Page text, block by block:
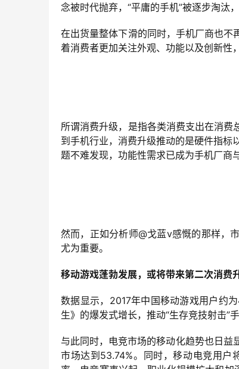
念被时代抛弃，“平庸的手机”被逐步淘汰
在出货量整体下滑的同时，手机厂商也
着消费者更加关注外观、功能以及创新性
所谓消费升级，是指各类消费支出在消
到手机行业，消费升级推动的是硬件指标
题不难发现，功能性需求已成为手机厂商
然而，正如分析师@戈蓝v感慨的那样，
尤为重要。
移动游戏蓬勃发展，或将带来第二次消费
数据显示，2017年中国移动游戏用户约
生》的爆发式增长，推动“生存竞技射击”
与此同时，电竞市场的移动化趋势也日
市场达到53.74%。同时，移动电竞用户